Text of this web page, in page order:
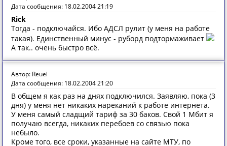
Дата сообщения: 18.02.2004 21:19
Rick
Тогда - подключайся. Ибо АДСЛ рулит (у меня на работе
такая). Единственный минус - руборд подтормаживает
А так.. очень быстро всё.
Автор: Reuel
Дата сообщения: 18.02.2004 21:20
В общем я как раз на днях подключился. Заявляю, пока (3
дня) у меня нет никаких нареканий к работе интернета.
У меня самый сладщий тариф за 30 баков. Свой 1 Мбит я
получаю всегда, никаких перебоев со связью пока
небыло.
Кроме того, все сроки, указанные на сайте МТУ, по